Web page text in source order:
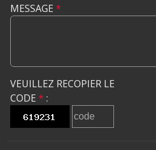
MESSAGE *
VEUILLEZ RECOPIER LE
CODE * :